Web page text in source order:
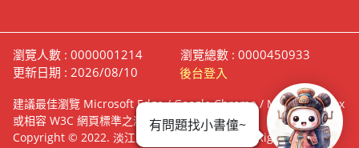
瀏覽人數 : 0000001214
瀏覽總數 : 0000450933
更新日期 : 2026/08/10
後台登入
建議最佳瀏覽 Microsoft Edge / Google Chrome / Mozilla Firefox
或相容 W3C 網頁標準之瀏覽器
Copyright © 2022. 淡江大學覺生紀念圖書館 All Right Reserve.
有問題找小書僮~